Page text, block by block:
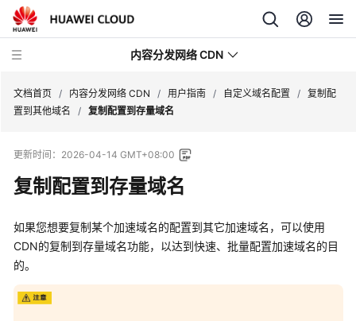
内容分发网络 CDN
新
动
态
服
务
告
文档首页 / 内容分发网络 CDN / 用户指南 / 自定义域名配置 / 复制配
置到其他域名
/ 复制配置到存量域名
更新时间： 2026-04-14 GMT+08:00
复制配置到存量域名
如果您想要复制某个加速域名的配置到其它加速域名，可以使用
CDN的复制到存量域名功能，以达到快速、批量配置加速域名的目
的。